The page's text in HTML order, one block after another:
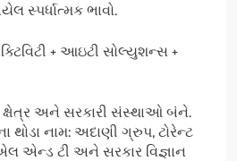
સ્પર્ધાત્મક ભાવો.
+ આઇટી સોલ્યુશન્સ +
ક્ષેત્ર અને સરકારી સંસ્થાઓ બંને.
થોડા નામ: અદાણી ગ્રુપ, ટોરેન્ટ
એન્ડ ટી અને સરકાર વિજ્ઞાન